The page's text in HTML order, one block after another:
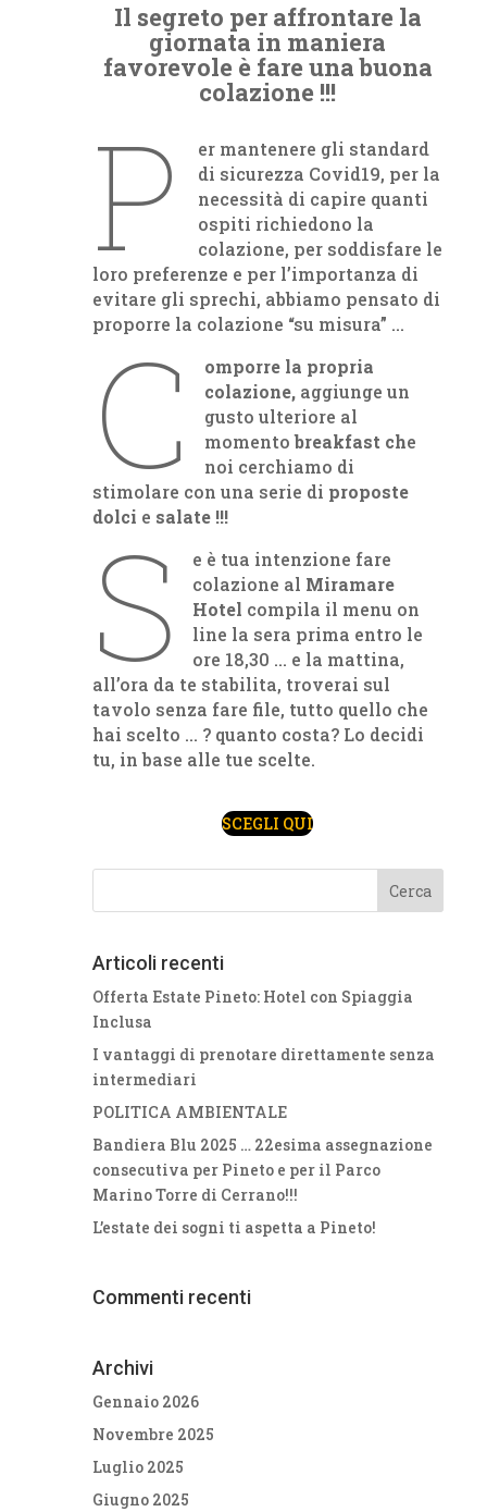
Il segreto per affrontare la
giornata in maniera
favorevole è fare una buona
colazione !!!
P
er mantenere gli standard
di sicurezza Covid19, per la
necessità di capire quanti
ospiti richiedono la
colazione, per soddisfare le
loro preferenze e per l’importanza di
evitare gli sprechi, abbiamo pensato di
proporre la colazione “su misura” …
C
omporre la propria
colazione, aggiunge un
gusto ulteriore al
momentobreakfast che
noi cerchiamo di
stimolare con una serie di proposte
dolci e salate !!!
S
e è tua intenzione fare
colazione al Miramare
Hotel compila il menu on
line la sera prima entro le
ore 18,30 … e la mattina,
all’ora da te stabilita, troverai sul
tavolo senza fare file, tutto quello che
hai scelto … ? quanto costa? Lo decidi
tu, in base alle tue scelte.
SCEGLI QUI
Articoli recenti
Offerta Estate Pineto: Hotel con Spiaggia
Inclusa
I vantaggi di prenotare direttamente senza
intermediari
POLITICA AMBIENTALE
Bandiera Blu 2025 … 22esima assegnazione
consecutiva per Pineto e per il Parco
Marino Torre di Cerrano!!!
L’estate dei sogni ti aspetta a Pineto!
Commenti recenti
Archivi
Gennaio 2026
Novembre 2025
Luglio 2025
Giugno 2025